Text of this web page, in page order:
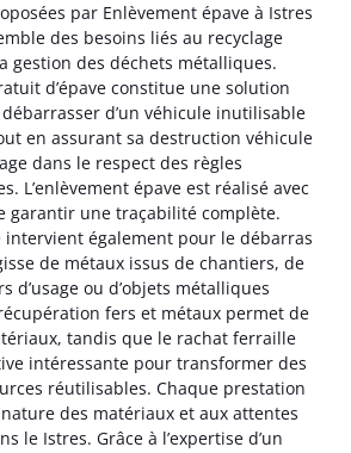
par Enlèvement épave à Istres
des besoins liés au recyclage
gestion des déchets métalliques.
d’épave constitue une solution
d’un véhicule inutilisable
en assurant sa destruction véhicule
dans le respect des règles
L’enlèvement épave est réalisé avec
garantir une traçabilité complète.
intervient également pour le débarras
de métaux issus de chantiers, de
d’usage ou d’objets métalliques
fers et métaux permet de
tandis que le rachat ferraille
intéressante pour transformer des
réutilisables. Chaque prestation
des matériaux et aux attentes
le Istres. Grâce à l’expertise d’un